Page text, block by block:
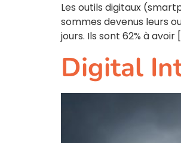
Les outils digitaux
sommes devenus leurs
jours. Ils sont 62% à avoir
Digital